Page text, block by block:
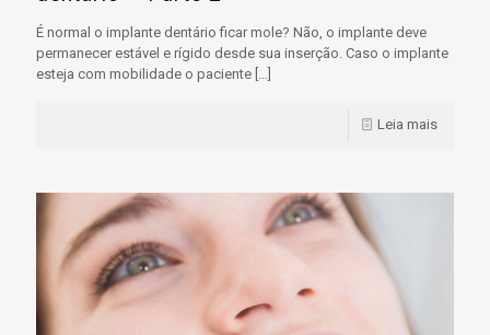
É normal o implante dentário ficar mole? Não, o implante deve
permanecer estável e rígido desde sua inserção. Caso o implante
esteja com mobilidade o paciente […]
Leia mais